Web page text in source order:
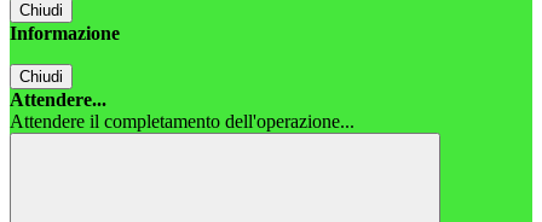
Chiudi
Informazione
Chiudi
Attendere...
Attendere il completamento dell'operazione...